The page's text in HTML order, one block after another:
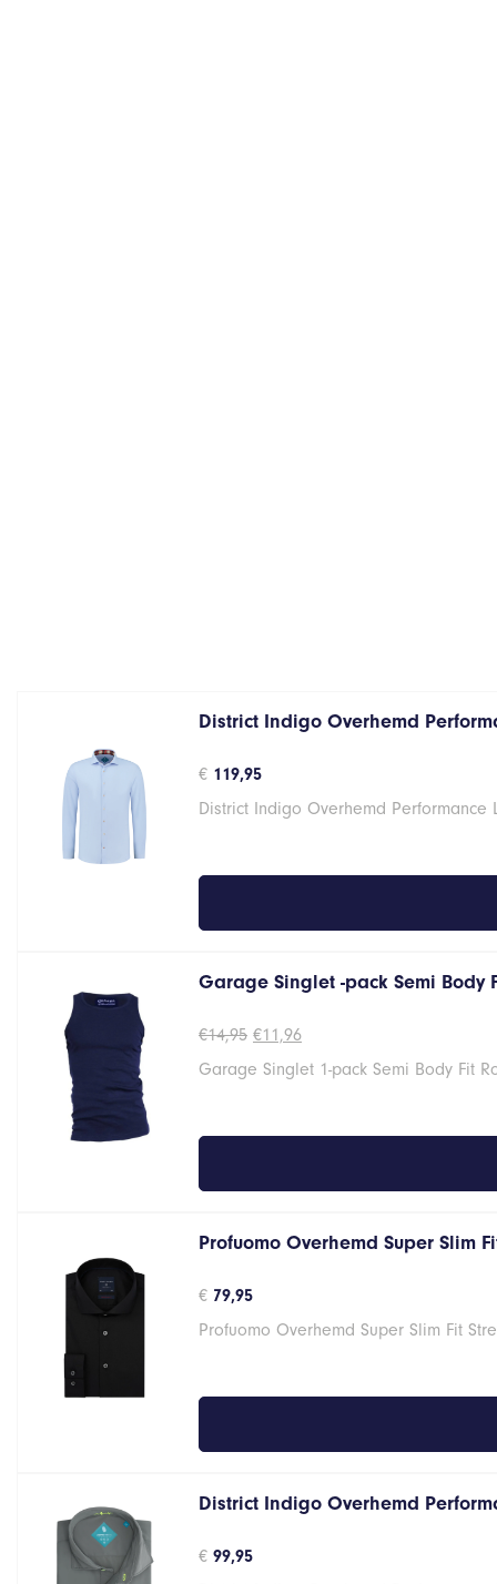
District Indigo Overhemd
€ 119,95
District Indigo Overhemd Performance
Garage Singlet -pack Semi Body
€14,95 Oorspronkelijke
was:
€11,96Huidige
is:
Garage Singlet 1-pack Semi Body Fit
Profuomo Overhemd Super Slim
€ 79,95
Profuomo Overhemd Super Slim Fit
District Indigo Overhemd
€ 99,95